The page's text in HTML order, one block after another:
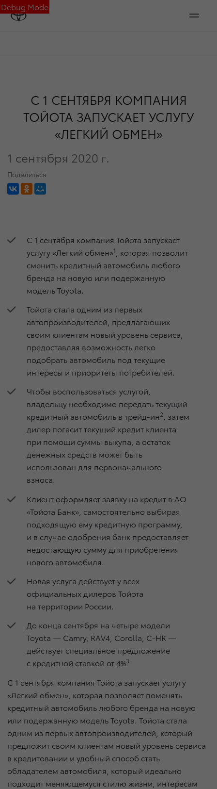
Debug Mode
С 1 СЕНТЯБРЯ КОМПАНИЯ
ТОЙОТА ЗАПУСКАЕТ УСЛУГУ
«ЛЕГКИЙ ОБМЕН»
1 сентября 2020 г.
Поделиться
С 1 сентября компания Тойота запускает
услугу «Легкий обмен»1
, которая позволит
сменить кредитный автомобиль любого
бренда на новую или подержанную
модель Toyota.
Тойота стала одним из первых
автопроизводителей, предлагающих
своим клиентам новый уровень сервиса,
предоставляя возможность легко
подобрать автомобиль под текущие
интересы и приоритеты потребителей.
Чтобы воспользоваться услугой,
владельцу необходимо передать текущий
кредитный автомобиль в трейд-ин2
, затем
дилер погасит текущий кредит клиента
при помощи суммы выкупа, а остаток
денежных средств может быть
использован для первоначального
взноса.
Клиент оформляет заявку на кредит в АО
«Тойота Банк», самостоятельно выбирая
подходящую ему кредитную программу,
и в случае одобрения банк предоставляет
недостающую сумму для приобретения
нового автомобиля.
Новая услуга действует у всех
официальных дилеров Тойота
на территории России.
До конца сентября на четыре модели
Toyota — Camry, RAV4, Corolla, C-HR —
действует специальное предложение
с кредитной ставкой от 4%3
С 1 сентября компания Тойота запускает услугу
«Легкий обмен», которая позволяет поменять
кредитный автомобиль любого бренда на новую
или подержанную модель Toyota. Тойота стала
одним из первых автопроизводителей, который
предложит своим клиентам новый уровень сервиса
в кредитовании и удобный способ стать
обладателем автомобиля, который идеально
подходит меняющемуся стилю жизни, интересам